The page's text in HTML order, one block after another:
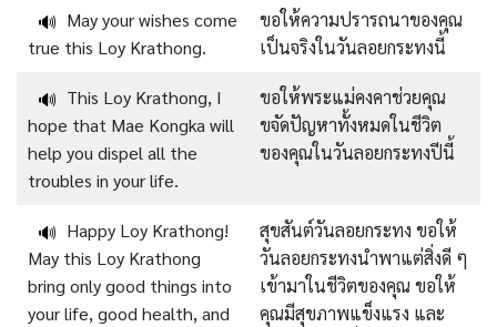
🔊 May your wishes come
true this Loy Krathong.
ขอให้ความปรารถนาของคุณ
เป็นจริงในวันลอยกระทงนี้
🔊 This Loy Krathong, I
hope that Mae Kongka will
help you dispel all the
troubles in your life.
ขอให้พระแม่คงคาช่วยคุณ
ขจัดปัญหาทั้งหมดในชีวิต
ของคุณในวันลอยกระทงปีนี้
🔊 Happy Loy Krathong!
May this Loy Krathong
bring only good things into
your life, good health, and
สุขสันต์วันลอยกระทง ขอให้
วันลอยกระทงนำพาแต่สิ่งดี ๆ
เข้ามาในชีวิตของคุณ ขอให้
คุณมีสุขภาพแข็งแรง และ